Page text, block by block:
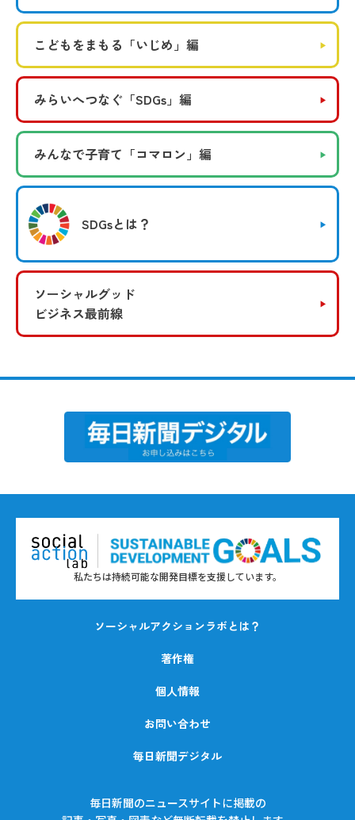
こどもをまもる 「いじめ」編
みらいへつなぐ 「SDGs」編
みんなで子育て 「コマロン」編
SDGsとは？
ソーシャルグッド
ビジネス最前線
私たちは持続可能な開発目標を支援しています。
ソーシャルアクションラボとは？
著作権
個人情報
お問い合わせ
毎日新聞デジタル
毎日新聞のニュースサイトに掲載の